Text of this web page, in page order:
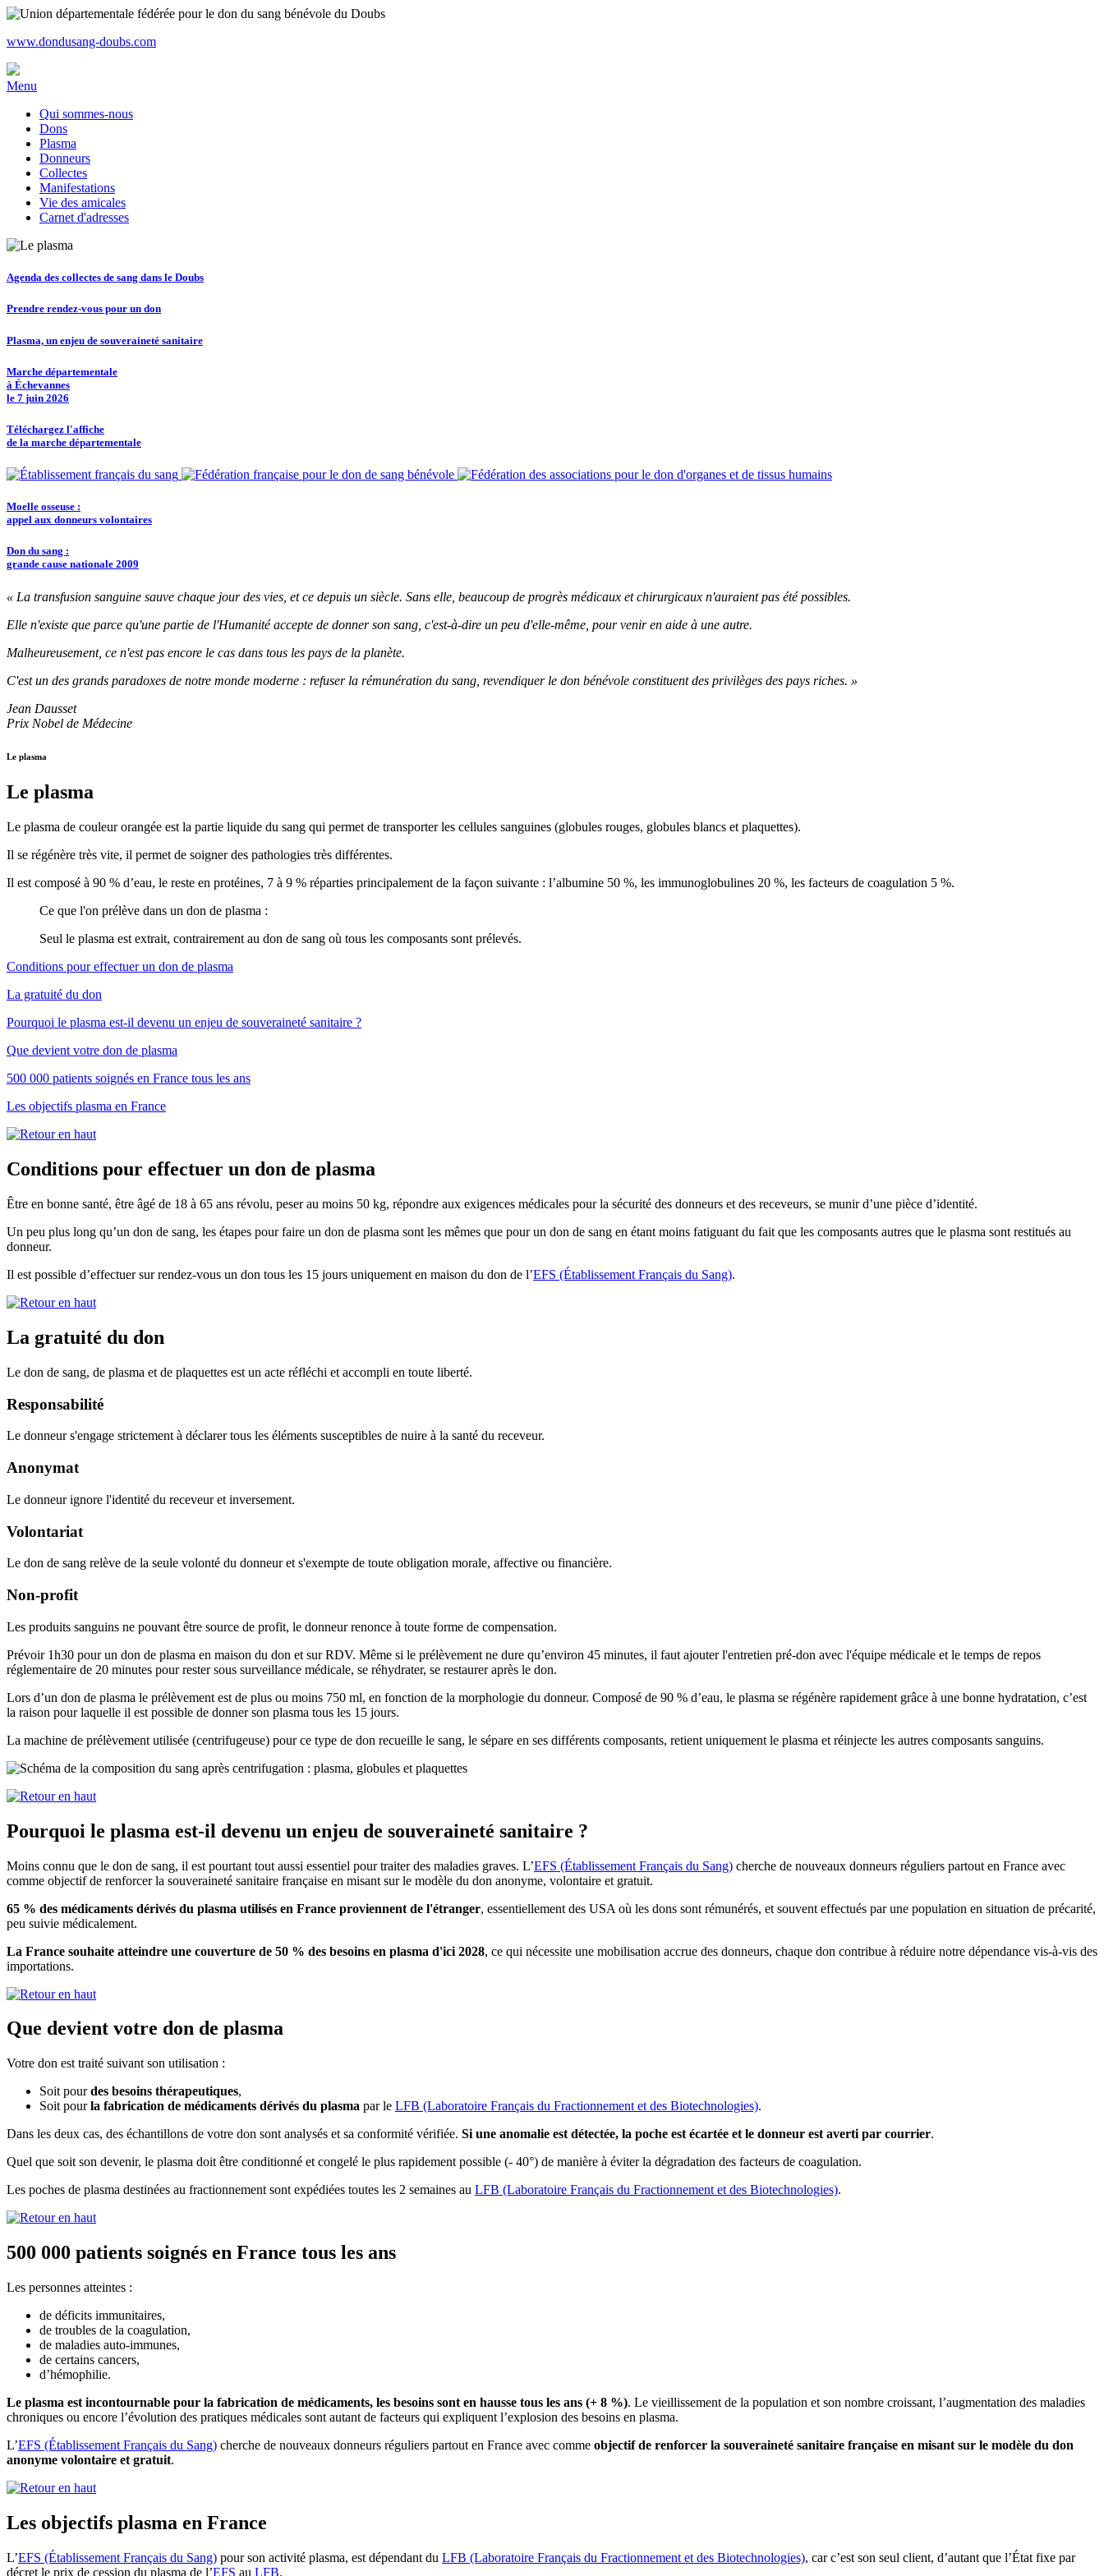
www.dondusang-doubs.com
Menu
Qui sommes-nous
Dons
Plasma
Donneurs
Collectes
Manifestations
Vie des amicales
Carnet d'adresses
Agenda des collectes de sang dans le Doubs
Prendre rendez-vous pour un don
Plasma, un enjeu de souveraineté sanitaire
Marche départementale
à Échevannes
le 7 juin 2026
Téléchargez l'affiche
de la marche départementale
Moelle osseuse :
appel aux donneurs volontaires
Don du sang :
grande cause nationale 2009
« La transfusion sanguine sauve chaque jour des vies, et ce depuis un siècle. Sans elle, beaucoup de progrès médicaux et chirurgicaux n'auraient pas été possibles.
Elle n'existe que parce qu'une partie de l'Humanité accepte de donner son sang, c'est-à-dire un peu d'elle-même, pour venir en aide à une autre.
Malheureusement, ce n'est pas encore le cas dans tous les pays de la planète.
C'est un des grands paradoxes de notre monde moderne : refuser la rémunération du sang, revendiquer le don bénévole constituent des privilèges des pays riches. »
Jean Dausset
Prix Nobel de Médecine
Le plasma
Le plasma
Le plasma de couleur orangée est la partie liquide du sang qui permet de transporter les cellules sanguines (globules rouges, globules blancs et plaquettes).
Il se régénère très vite, il permet de soigner des pathologies très différentes.
Il est composé à 90 % d’eau, le reste en protéines, 7 à 9 % réparties principalement de la façon suivante : l’albumine 50 %, les immunoglobulines 20 %, les facteurs de coagulation 5 %.
Ce que l'on prélève dans un don de plasma :
Seul le plasma est extrait, contrairement au don de sang où tous les composants sont prélevés.
Conditions pour effectuer un don de plasma
La gratuité du don
Pourquoi le plasma est-il devenu un enjeu de souveraineté sanitaire ?
Que devient votre don de plasma
500 000 patients soignés en France tous les ans
Les objectifs plasma en France
Conditions pour effectuer un don de plasma
Être en bonne santé, être âgé de 18 à 65 ans révolu, peser au moins 50 kg, répondre aux exigences médicales pour la sécurité des donneurs et des receveurs, se munir d’une pièce d’identité.
Un peu plus long qu’un don de sang, les étapes pour faire un don de plasma sont les mêmes que pour un don de sang en étant moins fatiguant du fait que les composants autres que le plasma sont restitués au
donneur.
Il est possible d’effectuer sur rendez-vous un don tous les 15 jours uniquement en maison du don de l’EFS (Établissement Français du Sang).
La gratuité du don
Le don de sang, de plasma et de plaquettes est un acte réfléchi et accompli en toute liberté.
Responsabilité
Le donneur s'engage strictement à déclarer tous les éléments susceptibles de nuire à la santé du receveur.
Anonymat
Le donneur ignore l'identité du receveur et inversement.
Volontariat
Le don de sang relève de la seule volonté du donneur et s'exempte de toute obligation morale, affective ou financière.
Non-profit
Les produits sanguins ne pouvant être source de profit, le donneur renonce à toute forme de compensation.
Prévoir 1h30 pour un don de plasma en maison du don et sur RDV. Même si le prélèvement ne dure qu’environ 45 minutes, il faut ajouter l'entretien pré-don avec l'équipe médicale et le temps de repos
réglementaire de 20 minutes pour rester sous surveillance médicale, se réhydrater, se restaurer après le don.
Lors d’un don de plasma le prélèvement est de plus ou moins 750 ml, en fonction de la morphologie du donneur. Composé de 90 % d’eau, le plasma se régénère rapidement grâce à une bonne hydratation, c’est
la raison pour laquelle il est possible de donner son plasma tous les 15 jours.
La machine de prélèvement utilisée (centrifugeuse) pour ce type de don recueille le sang, le sépare en ses différents composants, retient uniquement le plasma et réinjecte les autres composants sanguins.
Pourquoi le plasma est-il devenu un enjeu de souveraineté sanitaire ?
Moins connu que le don de sang, il est pourtant tout aussi essentiel pour traiter des maladies graves. L’EFS (Établissement Français du Sang) cherche de nouveaux donneurs réguliers partout en France avec
comme objectif de renforcer la souveraineté sanitaire française en misant sur le modèle du don anonyme, volontaire et gratuit.
65 % des médicaments dérivés du plasma utilisés en France proviennent de l'étranger, essentiellement des USA où les dons sont rémunérés, et souvent effectués par une population en situation de précarité,
peu suivie médicalement.
La France souhaite atteindre une couverture de 50 % des besoins en plasma d'ici 2028, ce qui nécessite une mobilisation accrue des donneurs, chaque don contribue à réduire notre dépendance vis-à-vis des
importations.
Que devient votre don de plasma
Votre don est traité suivant son utilisation :
Soit pourdes besoins thérapeutiques,
Soit pourla fabrication de médicaments dérivés du plasma par le LFB (Laboratoire Français du Fractionnement et des Biotechnologies).
Dans les deux cas, des échantillons de votre don sont analysés et sa conformité vérifiée. Si une anomalie est détectée, la poche est écartée et le donneur est averti par courrier.
Quel que soit son devenir, le plasma doit être conditionné et congelé le plus rapidement possible (- 40°) de manière à éviter la dégradation des facteurs de coagulation.
Les poches de plasma destinées au fractionnement sont expédiées toutes les 2 semaines au LFB (Laboratoire Français du Fractionnement et des Biotechnologies).
500 000 patients soignés en France tous les ans
Les personnes atteintes :
de déficits immunitaires,
de troubles de la coagulation,
de maladies auto-immunes,
de certains cancers,
d’hémophilie.
Le plasma est incontournable pour la fabrication de médicaments, les besoins sont en hausse tous les ans (+ 8 %). Le vieillissement de la population et son nombre croissant, l’augmentation des maladies
chroniques ou encore l’évolution des pratiques médicales sont autant de facteurs qui expliquent l’explosion des besoins en plasma.
L’EFS (Établissement Français du Sang) cherche de nouveaux donneurs réguliers partout en France avec comme objectif de renforcer la souveraineté sanitaire française en misant sur le modèle du don
anonyme volontaire et gratuit.
Les objectifs plasma en France
L’EFS (Établissement Français du Sang) pour son activité plasma, est dépendant du LFB (Laboratoire Français du Fractionnement et des Biotechnologies), car c’est son seul client, d’autant que l’État fixe par
décret le prix de cession du plasma de l’EFS au LFB.